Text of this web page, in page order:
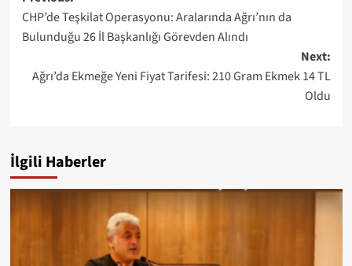
navigation
CHP’de Teşkilat Operasyonu: Aralarında Ağrı’nın da
Bulunduğu 26 İl Başkanlığı Görevden Alındı
Next:
Ağrı’da Ekmeğe Yeni Fiyat Tarifesi: 210 Gram Ekmek 14 TL
Oldu
İlgili Haberler